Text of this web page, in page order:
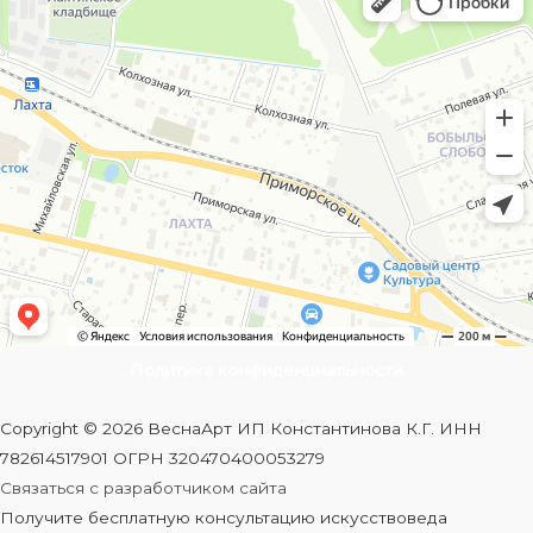
Copyright © 2026 ВеснаАрт ИП Константинова К.Г. ИНН
782614517901 ОГРН 320470400053279
Связаться с разработчиком сайта
Получите бесплатную консультацию искусствоведа